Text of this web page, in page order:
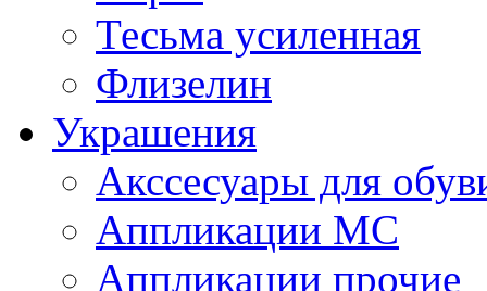
Тесьма усиленная
Флизелин
Украшения
Акссесуары для
Аппликации МС
Аппликации прочие